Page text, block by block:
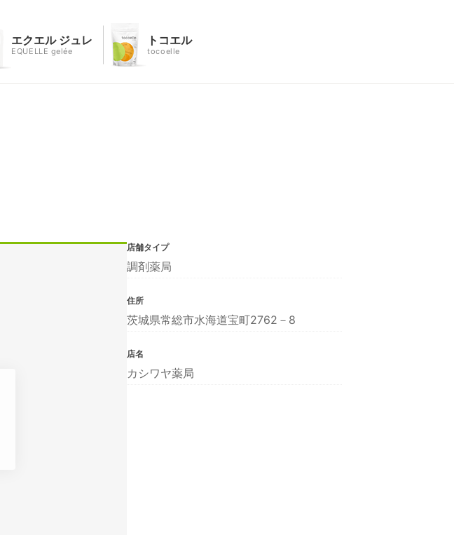
エクエル ジュレ
EQUELLE gelée
トコエル
tocoelle
店舗タイプ
調剤薬局
住所
茨城県常総市水海道宝町2762－8
店名
カシワヤ薬局